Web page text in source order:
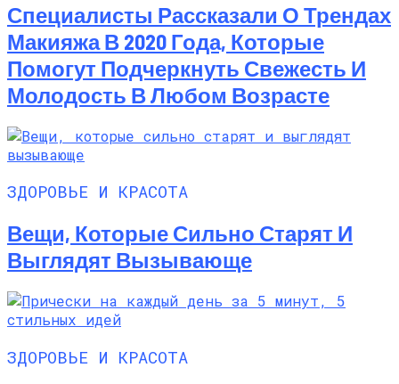
Специалисты Рассказали О Трендах
Макияжа В 2020 Года, Которые
Помогут Подчеркнуть Свежесть И
Молодость В Любом Возрасте
ЗДОРОВЬЕ И КРАСОТА
Вещи, Которые Сильно Старят И
Выглядят Вызывающе
ЗДОРОВЬЕ И КРАСОТА